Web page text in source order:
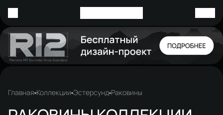
Главная Коллекции Эстерсунд Раковины